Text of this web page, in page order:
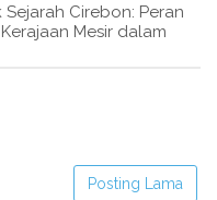
Cirebon: Peran
Mesir dalam
Posting Lama